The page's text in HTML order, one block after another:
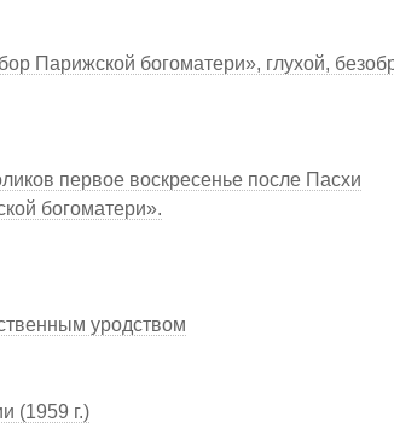
Парижской богоматери», глухой,
первое воскресенье после Пасхи
богоматери».
уродством
(1959 г.)